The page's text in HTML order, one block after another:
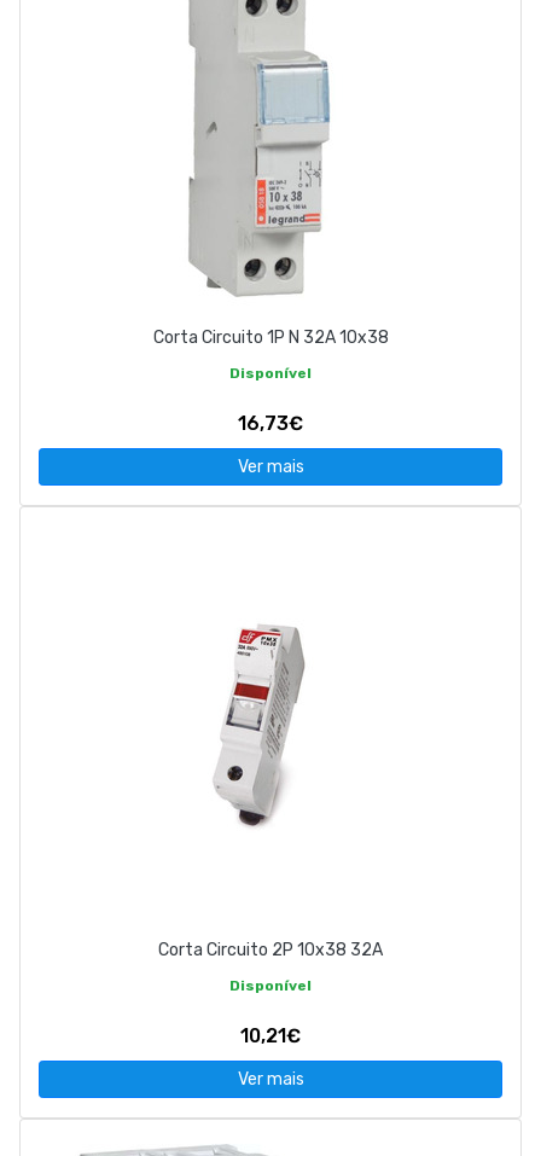
Corta Circuito 1P N 32A 10x38
Disponível
16,73€
Ver mais
Corta Circuito 2P 10x38 32A
Disponível
10,21€
Ver mais